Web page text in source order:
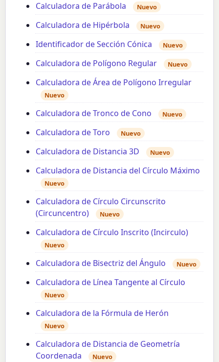
Calculadora de Parábola Nuevo
Calculadora de Hipérbola Nuevo
Identificador de Sección Cónica Nuevo
Calculadora de Polígono Regular Nuevo
Calculadora de Área de Polígono Irregular
Nuevo
Calculadora de Tronco de Cono Nuevo
Calculadora de Toro Nuevo
Calculadora de Distancia 3D Nuevo
Calculadora de Distancia del Círculo Máximo
Nuevo
Calculadora de Círculo Circunscrito
(Circuncentro)
Nuevo
Calculadora de Círculo Inscrito (Incirculo)
Nuevo
Calculadora de Bisectriz del Ángulo Nuevo
Calculadora de Línea Tangente al Círculo
Nuevo
Calculadora de la Fórmula de Herón
Nuevo
Calculadora de Distancia de Geometría
Coordenada
Nuevo